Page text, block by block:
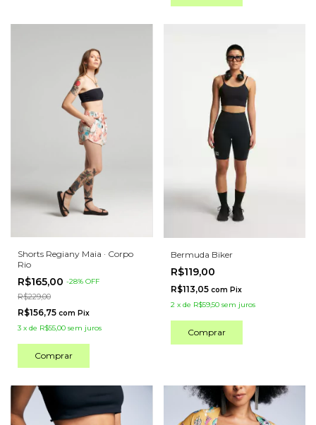
Shorts Regiany Maia · Corpo
Rio
R$165,00 -28% OFF
R$229,00
R$156,75 com Pix
3 x de R$55,00 sem juros
Comprar
Bermuda Biker
R$119,00
R$113,05 com Pix
2 x de R$59,50 sem juros
Comprar